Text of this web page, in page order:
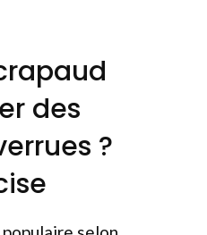
des
?